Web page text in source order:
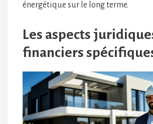
énergétique sur le long terme.
Les aspects
financiers